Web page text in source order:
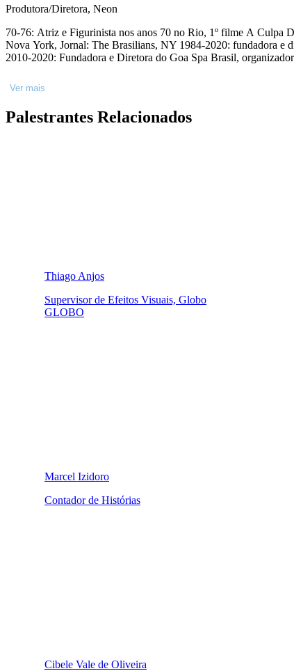
Produtora/Diretora, Neon
70-76: Atriz e Figurinista nos anos 70 no Rio, 1º filme A Culpa Domingos de Oliveira, Teatro Ipanema,
Nova York, Jornal: The Brasilians, NY 1984-2020: fundadora
Ver mais
Palestrantes Relacionados
Thiago Anjos
Supervisor de Efeitos Visuais, Globo
GLOBO
Marcel Izidoro
Contador de Histórias
Cibele Vale de Oliveira